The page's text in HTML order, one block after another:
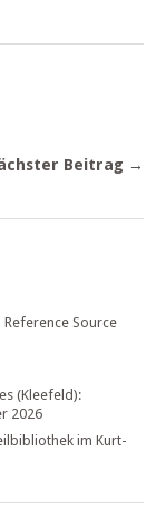
Beitrag →
Source
(Kleefeld):
2026
im Kurt-